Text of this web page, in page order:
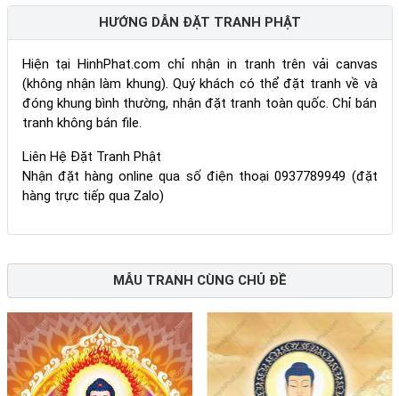
HƯỚNG DẪN ĐẶT TRANH PHẬT
Hiện tại HinhPhat.com chỉ nhận in tranh trên vải canvas
(không nhận làm khung). Quý khách có thể đặt tranh về và
đóng khung bình thường, nhận đặt tranh toàn quốc. Chỉ bán
tranh không bán file.
Liên Hệ Đặt Tranh Phật
Nhận đặt hàng online qua số điện thoại 0937789949 (đặt
hàng trực tiếp qua Zalo)
MẪU TRANH CÙNG CHỦ ĐỀ